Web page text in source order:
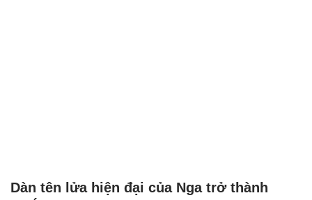
Dàn tên lửa hiện đại của Nga trở thành